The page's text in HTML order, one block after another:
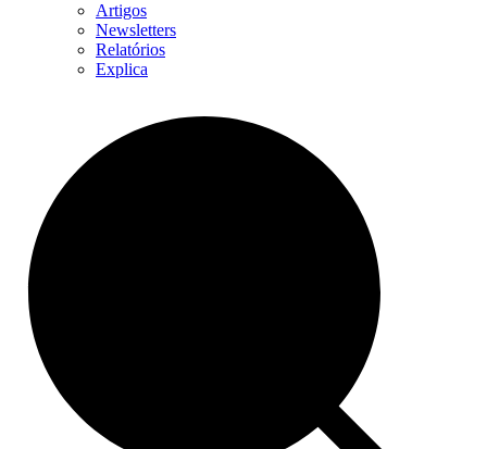
Artigos
Newsletters
Relatórios
Explica